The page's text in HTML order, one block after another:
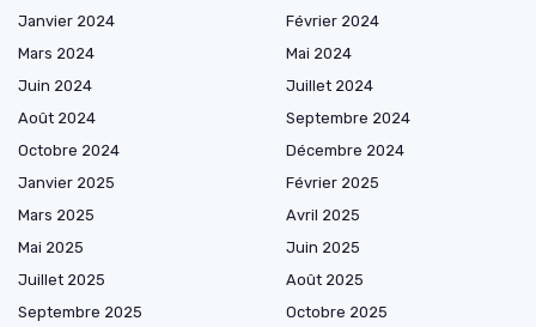
Janvier 2024
Février 2024
Mars 2024
Mai 2024
Juin 2024
Juillet 2024
Août 2024
Septembre 2024
Octobre 2024
Décembre 2024
Janvier 2025
Février 2025
Mars 2025
Avril 2025
Mai 2025
Juin 2025
Juillet 2025
Août 2025
Septembre 2025
Octobre 2025